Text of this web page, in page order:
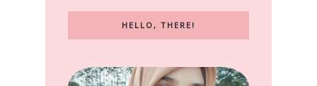
HELLO, THERE!